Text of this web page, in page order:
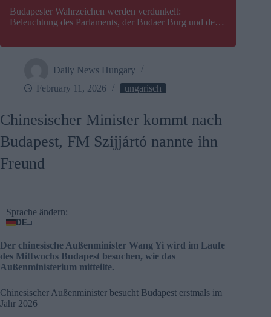
Budapester Wahrzeichen werden verdunkelt:
Beleuchtung des Parlaments, der Budaer Burg und der
Daily News Hungary
February 11, 2026
ungarisch
Chinesischer Minister kommt nach
Budapest, FM Szijjártó nannte ihn
Freund
Sprache ändern:
DE
Der chinesische Außenminister Wang Yi wird im Laufe
des Mittwochs Budapest besuchen, wie das
Außenministerium mitteilte.
Chinesischer Außenminister besucht Budapest erstmals im
Jahr 2026